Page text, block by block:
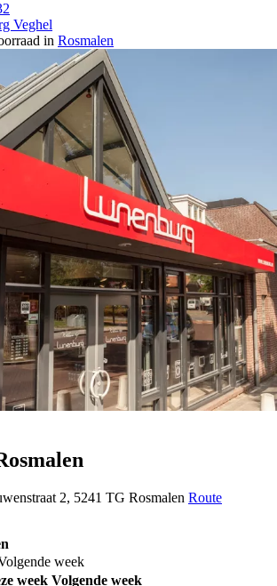
Veghel
in Rosmalen
2, 5241 TG Rosmalen Route
week
week Volgende week